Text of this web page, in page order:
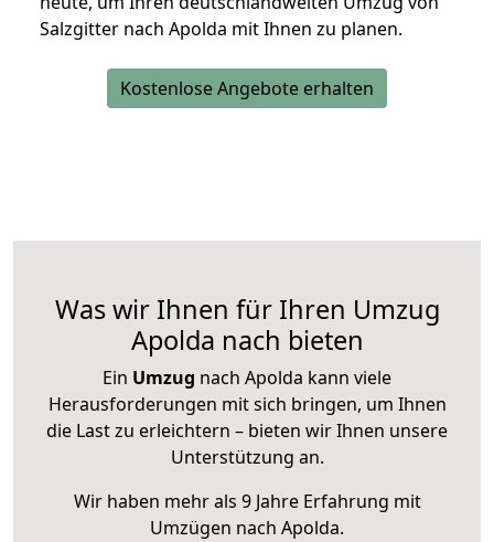
Salzgitter nach Apolda mit Ihnen zu planen.
Kostenlose Angebote erhalten
Was wir Ihnen für Ihren Umzug
Apolda nach bieten
Ein Umzug nach Apolda kann viele
Herausforderungen mit sich bringen, um Ihnen
die Last zu erleichtern – bieten wir Ihnen unsere
Unterstützung an.
Wir haben mehr als 9 Jahre Erfahrung mit
Umzügen nach Apolda.